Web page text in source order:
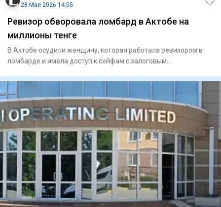
28 Мая 2026 14:55
Ревизор обворовала ломбард в Актобе на
миллионы тенге
В Актобе осудили женщину, которая работала ревизором в
ломбарде и имела доступ к сейфам с залоговым